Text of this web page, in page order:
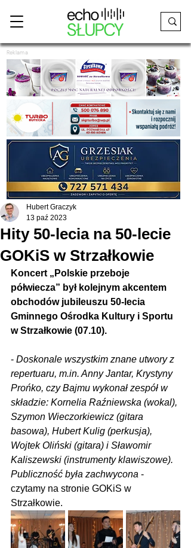
Reklama
Hity 50-lecia na 50-lecie
GOKiS w Strzałkowie
Hubert Graczyk
13 paź 2023
Koncert „Polskie przeboje
półwiecza” był kolejnym akcentem
obchodów jubileuszu 50-lecia
Gminnego Ośrodka Kultury i Sportu
w Strzałkowie (07.10).
- Doskonale wszystkim znane utwory z
repertuaru, m.in. Anny Jantar, Krystyny
Prońko, czy Bajmu wykonał zespół w
składzie: Kornelia Raźniewska (wokal),
Szymon Wieczorkiewicz (gitara
basowa), Hubert Kulig (perkusja),
Wojtek Oliński (gitara) i Sławomir
Kaliszewski (instrumenty klawiszowe).
Publiczność była zachwycona -
czytamy na stronie GOKiS w
Strzałkowie.